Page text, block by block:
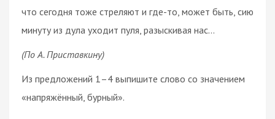
что сегодня тоже стреляют и где-то, может быть, сию
минуту из дула уходит пуля, разыскивая нас…
(По А. Приставкину)
Из предложений 1–4 выпишите слово со значением
«напряжённый, бурный».